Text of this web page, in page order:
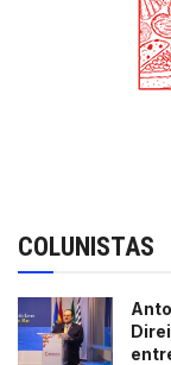
Diálogos
protagonismo
COLUNISTAS